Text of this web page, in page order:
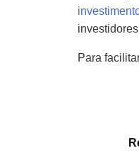
Para